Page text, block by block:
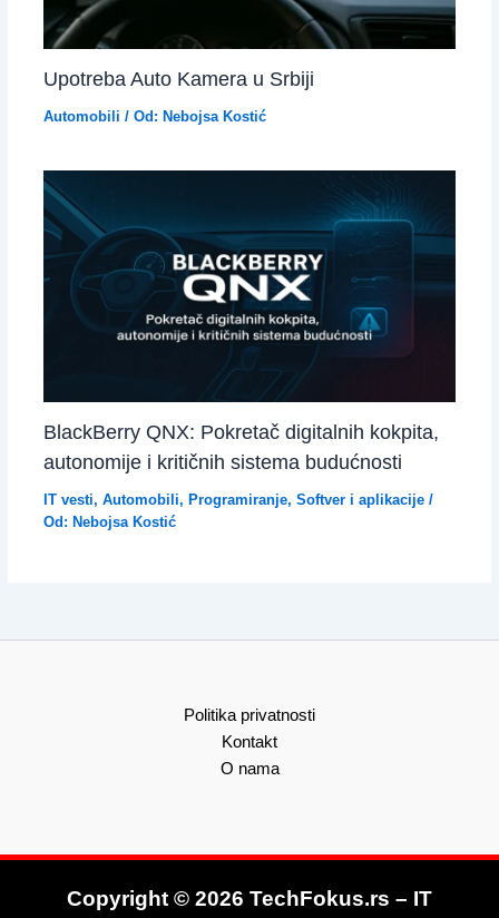
Upotreba Auto Kamera u Srbiji
Automobili / Od: Nebojsa Kostić
BlackBerry QNX: Pokretač digitalnih kokpita,
autonomije i kritičnih sistema budućnosti
IT vesti, Automobili, Programiranje, Softver i aplikacije/
Od: Nebojsa Kostić
Politika privatnosti
Kontakt
O nama
Copyright © 2026 TechFokus.rs – IT